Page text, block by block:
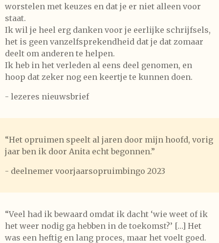
worstelen met keuzes en dat je er niet alleen voor
staat.
Ik wil je heel erg danken voor je eerlijke schrijfsels,
het is geen vanzelfsprekendheid dat je dat zomaar
deelt om anderen te helpen.
Ik heb in het verleden al eens deel genomen, en
hoop dat zeker nog een keertje te kunnen doen.
- lezeres nieuwsbrief
“Het opruimen speelt al jaren door mijn hoofd, vorig
jaar ben ik door Anita echt begonnen.”
- deelnemer voorjaarsopruimbingo 2023
“Veel had ik bewaard omdat ik dacht ‘wie weet of ik
het weer nodig ga hebben in de toekomst?’ […] Het
was een heftig en lang proces, maar het voelt goed.